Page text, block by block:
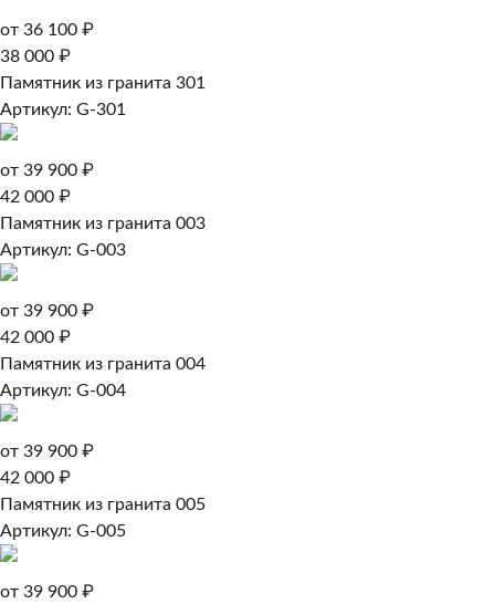
от 36 100 ₽
38 000 ₽
Памятник из гранита 301
Артикул: G-301
от 39 900 ₽
42 000 ₽
Памятник из гранита 003
Артикул: G-003
от 39 900 ₽
42 000 ₽
Памятник из гранита 004
Артикул: G-004
от 39 900 ₽
42 000 ₽
Памятник из гранита 005
Артикул: G-005
от 39 900 ₽